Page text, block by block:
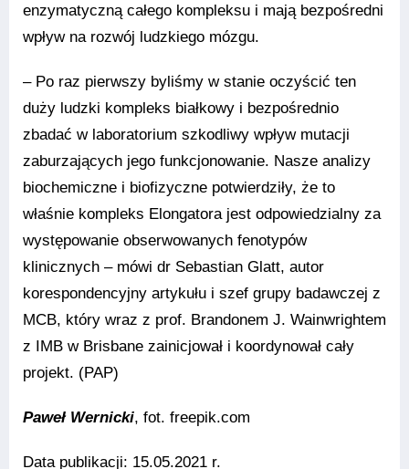
enzymatyczną całego kompleksu i mają bezpośredni
wpływ na rozwój ludzkiego mózgu.
– Po raz pierwszy byliśmy w stanie oczyścić ten
duży ludzki kompleks białkowy i bezpośrednio
zbadać w laboratorium szkodliwy wpływ mutacji
zaburzających jego funkcjonowanie. Nasze analizy
biochemiczne i biofizyczne potwierdziły, że to
właśnie kompleks Elongatora jest odpowiedzialny za
występowanie obserwowanych fenotypów
klinicznych – mówi dr Sebastian Glatt, autor
korespondencyjny artykułu i szef grupy badawczej z
MCB, który wraz z prof. Brandonem J. Wainwrightem
z IMB w Brisbane zainicjował i koordynował cały
projekt. (PAP)
Paweł Wernicki, fot. freepik.com
Data publikacji: 15.05.2021 r.